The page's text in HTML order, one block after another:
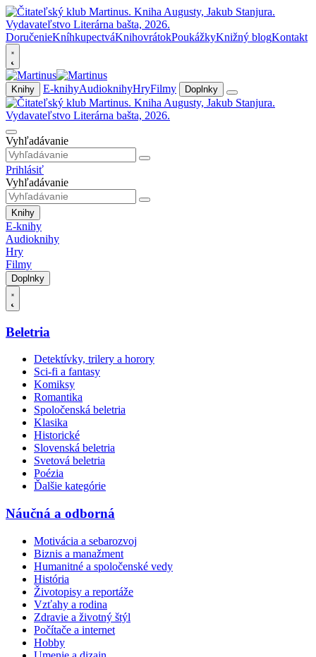
DoručenieKníhkupectváKnihovrátokPoukážkyKnižný blogKontakt
Knihy E-knihyAudioknihyHryFilmy Doplnky
Vyhľadávanie
Prihlásiť
Vyhľadávanie
Knihy
E-knihy
Audioknihy
Hry
Filmy
Doplnky
Beletria
Detektívky, trilery a horory
Sci-fi a fantasy
Komiksy
Romantika
Spoločenská beletria
Klasika
Historické
Slovenská beletria
Svetová beletria
Poézia
Ďalšie kategórie
Náučná a odborná
Motivácia a sebarozvoj
Biznis a manažment
Humanitné a spoločenské vedy
História
Životopisy a reportáže
Vzťahy a rodina
Zdravie a životný štýl
Počítače a internet
Hobby